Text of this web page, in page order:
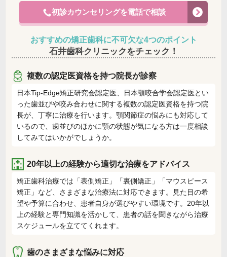
初診カウンセリングを電話で相談
おすすめの矯正歯科に不可欠な4つのポイント
石井歯科クリニックをチェック！
複数の認定医資格を持つ院長が診察
日本Tip-Edge矯正研究会認定医、日本顎咬合学会認定医とい
った歯並びや咬み合わせに関する複数の認定医資格を持つ院
長が、丁寧に治療を行います。顎関節症の悩みにも対応して
いるので、歯並びのほかに顎の状態が気になる方は一度相談
してみてはいかがでしょうか。
20年以上の経験から適切な治療をアドバイス
矯正歯科治療では「表側矯正」「裏側矯正」「マウスピース
矯正」など、さまざまな治療法に対応できます。見た目の希
望や予算に合わせ、患者自身が選びやすい環境です。20年以
上の経験と専門知識を活かして、患者の話を聞きながら治療
スケジュールを立ててくれます。
歯のさまざまな悩みに対応